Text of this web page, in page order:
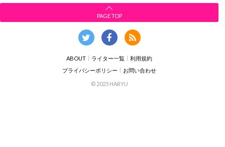
PAGE TOP
ABOUT ライター一覧
利用規約
プライバシーポリシー
お問い合わせ
© 2025 HARYU